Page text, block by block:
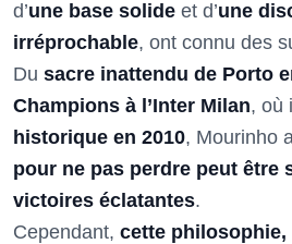
d’une base solide et d’une
irréprochable, ont connu des
Du sacre inattendu de Porto
Champions à l’Inter Milan, où
historique en 2010, Mourinho
pour ne pas perdre peut être
victoires éclatantes.
Cependant, cette philosophie,